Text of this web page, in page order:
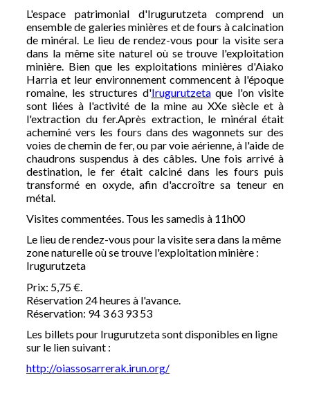
L'espace patrimonial d'Irugurutzeta comprend un
ensemble de galeries minières et de fours à calcination
de minéral. Le lieu de rendez-vous pour la visite sera
dans la même site naturel où se trouve l'exploitation
minière. Bien que les exploitations minières d'Aiako
Harria et leur environnement commencent à l'époque
romaine, les structures d'Irugurutzetaque l'on visite
sont liées à l'activité de la mine au XXe siècle et à
l'extraction du fer.Après extraction, le minéral était
acheminé vers les fours dans des wagonnets sur des
voies de chemin de fer, ou par voie aérienne, à l'aide de
chaudrons suspendus à des câbles. Une fois arrivé à
destination, le fer était calciné dans les fours puis
transformé en oxyde, afin d'accroître sa teneur en
métal.
Visites commentées. Tous les samedis à 11h00
Le lieu de rendez-vous pour la visite sera dans la même
zone naturelle où se trouve l'exploitation minière :
Irugurutzeta
Prix: 5,75 €.
Réservation 24 heures à l'avance.
Réservation: 94 3 63 93 53
Les billets pour Irugurutzeta sont disponibles en ligne
sur le lien suivant :
http://oiassosarrerak.irun.org/